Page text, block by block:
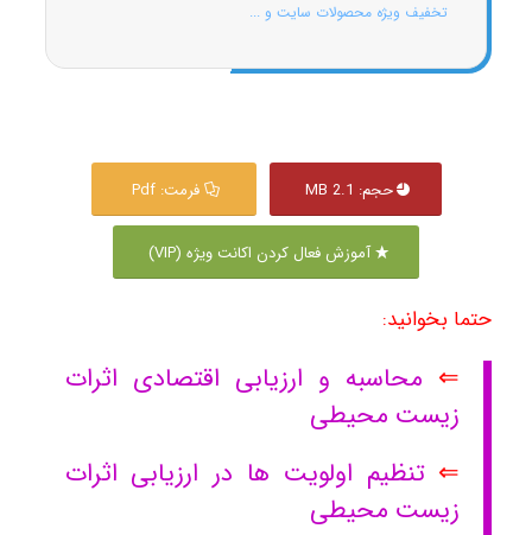
تخفیف ویژه محصولات سایت و ...
حجم: 2.1 MB فرمت: Pdf
آموزش فعال کردن اکانت ویژه (VIP)
حتما بخوانید:
⇐ محاسبه و ارزیابی اقتصادی اثرات
زیست محیطی
⇐تنظیم اولویت ها در ارزیابی اثرات
زیست محیطی